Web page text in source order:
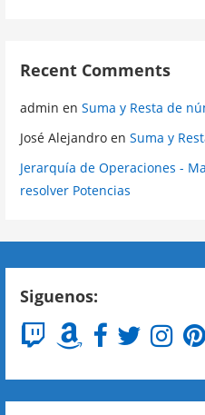
Recent Comments
admin enSuma y Resta de
José Alejandro enSuma y
Jerarquía de Operaciones -
resolver Potencias
Siguenos: